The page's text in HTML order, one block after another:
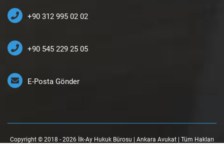
+90 312 995 02 02
+90 545 229 25 05
E-Posta Gönder
Copyright © 2018 - 2026 İlk-Ay Hukuk Bürosu | Ankara Avukat | Tüm Hakları